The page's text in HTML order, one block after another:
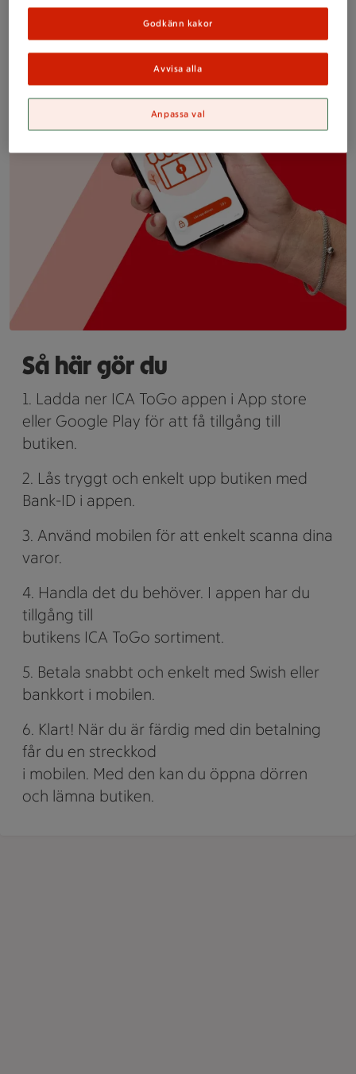
Så här gör du
1. Ladda ner ICA ToGo appen i App store
eller Google Play för att få tillgång till
butiken.
2. Lås tryggt och enkelt upp butiken med
Bank-ID i appen.
3. Använd mobilen för att enkelt scanna dina
varor.
4. Handla det du behöver. I appen har du
tillgång till
butikens ICA ToGo sortiment.
5. Betala snabbt och enkelt med Swish eller
bankkort i mobilen.
6. Klart! När du är färdig med din betalning
får du en streckkod
i mobilen. Med den kan du öppna dörren
och lämna butiken.
Godkänn kakor
Avvisa alla
Anpassa val